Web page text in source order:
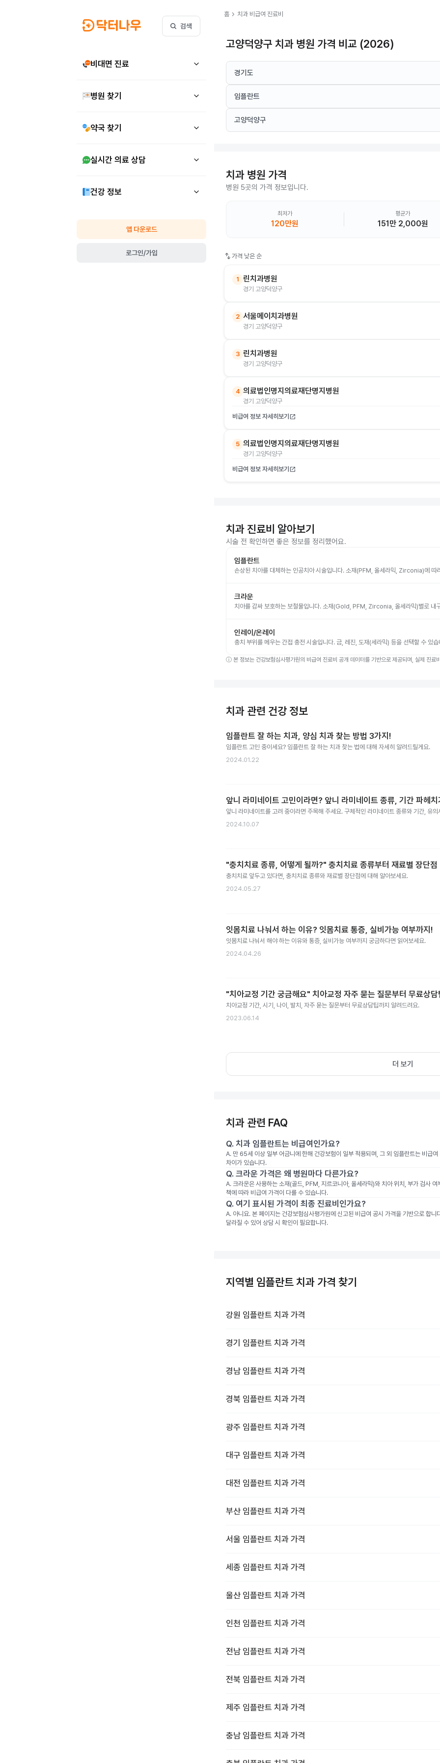
검색
비대면 진료
병원 찾기
약국 찾기
실시간 의료 상담
건강 정보
앱 다운로드
로그인/가입
홈 chevron_right 치과 비급여 진료비
고양덕양구 치과 병원 가격 비교 (2026)
경기도
임플란트
고양덕양구
치과 병원 가격
병원 5곳의 가격 정보입니다.
최저가
120만원
평균가
151만 2,000원
swap_vert 가격 낮은 순
1 린치과병원
경기 고양덕양구
2 서울메이치과병원
경기 고양덕양구
3 린치과병원
경기 고양덕양구
4 의료법인명지의료재단명지병원
경기 고양덕양구
비급여 정보 자세히보기 open_in_new
5 의료법인명지의료재단명지병원
경기 고양덕양구
비급여 정보 자세히보기 open_in_new
치과 진료비 알아보기
시술 전 확인하면 좋은 정보를 정리했어요.
임플란트
손상된 치아를 대체하는 인공치아 시술입니다. 소재(PFM, 올세라믹, Zirconia)에 따
크라운
치아를 감싸 보호하는 보철물입니다. 소재(Gold, PFM, Zirconia, 올세라믹)별로 내
인레이/온레이
충치 부위를 메우는 간접 충전 시술입니다. 금, 레진, 도재(세라믹) 등을 선택할 수 있습
ⓘ 본 정보는 건강보험심사평가원의 비급여 진료비 공개 데이터를 기반으로 제공되며, 실제 진
치과 관련 건강 정보
임플란트 잘 하는 치과, 양심 치과 찾는 방법 3가지!
임플란트 고민 중이세요? 임플란트 잘 하는 치과 찾는 법에 대해 자세히 알려드릴게요.
2024.01.22
앞니 라미네이트 고민이라면? 앞니 라미네이트 종류, 기간 파헤치
앞니 라미네이트를 고려 중이라면 주목해 주세요. 구체적인 라미네이트 종류와 기간, 유
2024.10.07
"충치치료 종류, 어떻게 될까?" 충치치료 종류부터 재료별 장단점
충치치료 앞두고 있다면, 충치치료 종류와 재료별 장단점에 대해 알아보세요.
2024.05.27
잇몸치료 나눠서 하는 이유? 잇몸치료 통증, 실비가능 여부까지!
잇몸치료 나눠서 해야 하는 이유와 통증, 실비가능 여부까지 궁금하다면 읽어보세요.
2024.04.26
"치아교정 기간 궁금해요" 치아교정 자주 묻는 질문부터 무료상
치아교정 기간, 시기, 나이, 발치, 자주 묻는 질문부터 무료상담팁까지 알려드려요.
2023.06.14
더 보기
치과 관련 FAQ
Q. 치과 임플란트는 비급여인가요?
A. 만 65세 이상 일부 어금니에 한해 건강보험이 일부 적용되며, 그 외 임플란트는 비급
차이가 있습니다.
Q. 크라운 가격은 왜 병원마다 다른가요?
A. 크라운은 사용하는 소재(골드, PFM, 지르코니아, 올세라믹)와 치아 위치, 부가 검사
책에 따라 비급여 가격이 다를 수 있습니다.
Q. 여기 표시된 가격이 최종 진료비인가요?
A. 아니요. 본 페이지는 건강보험심사평가원에 신고된 비급여 공시 가격을 기반으로 합
달라질 수 있어 상담 시 확인이 필요합니다.
지역별 임플란트 치과 가격 찾기
강원 임플란트 치과 가격
경기 임플란트 치과 가격
경남 임플란트 치과 가격
경북 임플란트 치과 가격
광주 임플란트 치과 가격
대구 임플란트 치과 가격
대전 임플란트 치과 가격
부산 임플란트 치과 가격
서울 임플란트 치과 가격
세종 임플란트 치과 가격
울산 임플란트 치과 가격
인천 임플란트 치과 가격
전남 임플란트 치과 가격
전북 임플란트 치과 가격
제주 임플란트 치과 가격
충남 임플란트 치과 가격